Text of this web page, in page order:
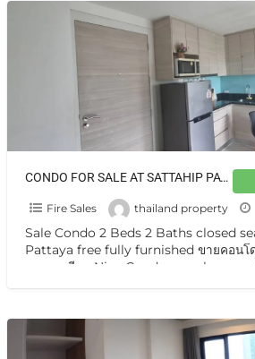
CONDO FOR SALE AT SATTAHIP PATTAYA NA FREE APPLIANCES ARE PROVIDED
Fire Sales thailand property
Sale Condo 2 Beds 2 Baths closed
Pattaya free fully furnished ขายคอนโ
นาจอมเทียน Nice Condo on sale very